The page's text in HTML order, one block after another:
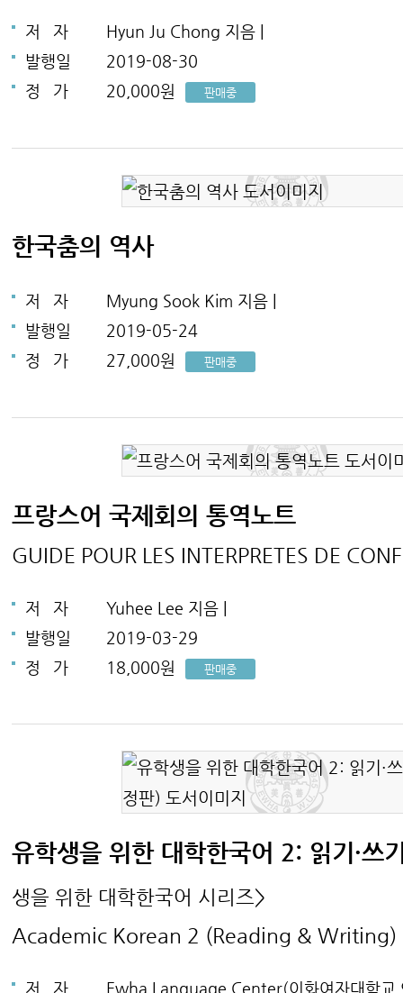
저 자
Hyun Ju Chong 지음 |
발행일
2019-08-30
정
가 20,000원 판매중
한국춤의 역사
저 자
Myung Sook Kim 지음 |
발행일
2019-05-24
정
가 27,000원 판매중
프랑스어 국제회의 통역노트
GUIDE POUR LES INTERPRETES DE
저 자
Yuhee Lee 지음 |
발행일
2019-03-29
정
가 18,000원 판매중
유학생을 위한 대학한국어 2: 읽기·쓰
생을 위한 대학한국어 시리즈>
Academic Korean 2 (Reading & Writing)
저 자 Ewha Language Center(이화여자대학교